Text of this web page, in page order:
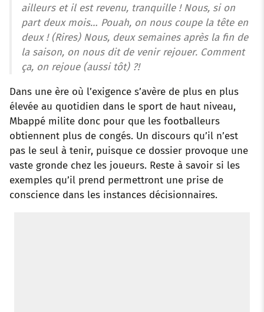
ailleurs et il est revenu, tranquille ! Nous, si on
part deux mois… Pouah, on nous coupe la tête en
deux ! (Rires) Nous, deux semaines après la fin de
la saison, on nous dit de venir rejouer. Comment
ça, on rejoue (aussi tôt) ?!
Dans une ère où l’exigence s’avère de plus en plus
élevée au quotidien dans le sport de haut niveau,
Mbappé milite donc pour que les footballeurs
obtiennent plus de congés. Un discours qu’il n’est
pas le seul à tenir, puisque ce dossier provoque une
vaste gronde chez les joueurs. Reste à savoir si les
exemples qu’il prend permettront une prise de
conscience dans les instances décisionnaires.